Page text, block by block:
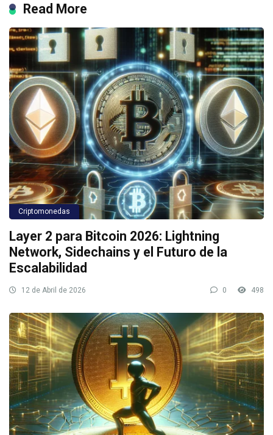
Read More
Criptomonedas
Layer 2 para Bitcoin 2026: Lightning
Network, Sidechains y el Futuro de la
Escalabilidad
12 de Abril de 2026 0 498